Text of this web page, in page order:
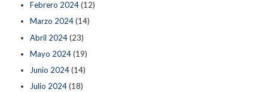
Febrero 2024(12)
Marzo 2024(14)
Abril 2024(23)
Mayo 2024(19)
Junio 2024(14)
Julio 2024(18)